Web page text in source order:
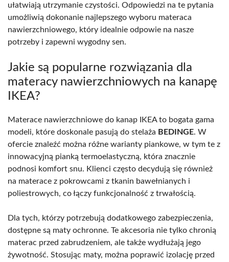
ułatwiają utrzymanie czystości. Odpowiedzi na te pytania
umożliwią dokonanie najlepszego wyboru materaca
nawierzchniowego, który idealnie odpowie na nasze
potrzeby i zapewni wygodny sen.
Jakie są popularne rozwiązania dla
materacy nawierzchniowych na kanapę
IKEA?
Materace nawierzchniowe do kanap IKEA to bogata gama
modeli, które doskonale pasują do stelaża BEDINGE. W
ofercie znaleźć można różne warianty piankowe, w tym te z
innowacyjną pianką termoelastyczną, która znacznie
podnosi komfort snu. Klienci często decydują się również
na materace z pokrowcami z tkanin bawełnianych i
poliestrowych, co łączy funkcjonalność z trwałością.
Dla tych, którzy potrzebują dodatkowego zabezpieczenia,
dostępne są maty ochronne. Te akcesoria nie tylko chronią
materac przed zabrudzeniem, ale także wydłużają jego
żywotność. Stosując maty, można poprawić izolację przed